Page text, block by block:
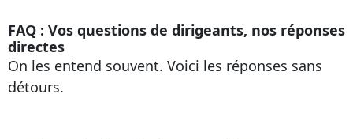
FAQ : Vos questions de dirigeants, nos réponses
directes
On les entend souvent. Voici les réponses sans
détours.